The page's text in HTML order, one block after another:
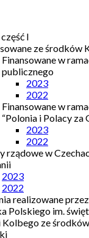
I
ze środków
Finansowane w
publicznego
2023
2022
Finansowane w
“Polonia i Polacy za
2023
2022
rządowe w
2023
2022
realizowane
Polskiego im.
ze